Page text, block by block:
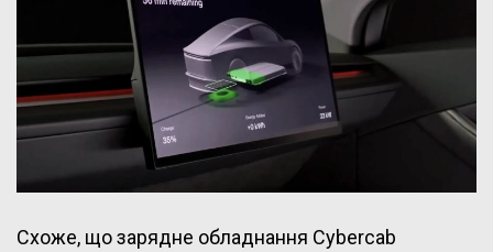
Схоже, що зарядне обладнання Cybercab